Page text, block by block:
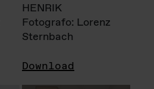
HENRIK
Fotografo: Lorenz
Sternbach
Download